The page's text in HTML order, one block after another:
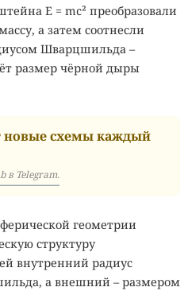
E = mc² преобразовали
а затем соотнесли
Шварцшильда –
размер чёрной дыры
схемы каждый
в Telegram.
геометрии
структуру
внутренний радиус
а внешний – размером